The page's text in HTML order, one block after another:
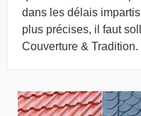
dans les délais
plus précises, il faut
Couverture & Tradition.